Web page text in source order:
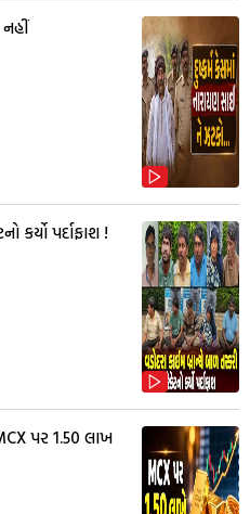
નહીં
કર્યો પર્દાફાશ !
પર ₹1.50 લાખ